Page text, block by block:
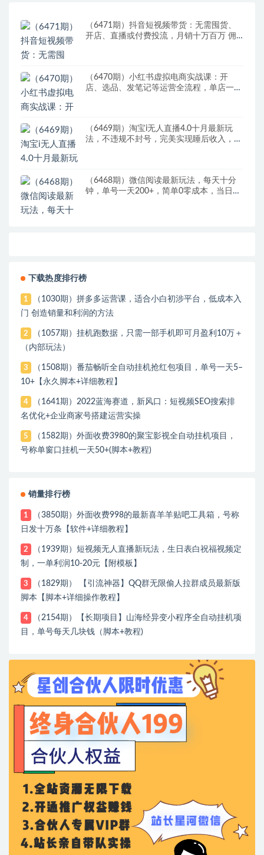
（6471期）抖音短视频带货：无需囤货、
开店、直播或付费投流，月销十万百万 佣
（6470期）小红书虚拟电商实战课：开
店、选品、发笔记等运营全流程，单店一天
（6469期）淘宝i无人直播4.0十月最新玩
法，不违规不封号，完美实现睡后收入，日
（6468期）微信阅读最新玩法，每天十分
钟，单号一天200+，简单0零成本，当日提
下载热度排行榜
1
（1030期）拼多多运营课，适合小白初涉平台，低成本入
门 创造销量和利润的方法
2
（1057期）挂机跑数据，只需一部手机即可月盈利10万＋
（内部玩法）
3
（1508期）番茄畅听全自动挂机抢红包项目，单号一天5–
10+【永久脚本+详细教程】
4
（1641期）2022蓝海赛道，新风口：短视频SEO搜索排
名优化+企业商家号搭建运营实操
5
（1582期）外面收费3980的聚宝影视全自动挂机项目，
号称单窗口挂机一天50+(脚本+教程)
销量排行榜
1
（3850期）外面收费998的最新喜羊羊贴吧工具箱，号称
日发十万条【软件+详细教程】
2
（1939期）短视频无人直播新玩法，生日表白祝福视频定
制，一单利润10-20元【附模板】
3
（1829期） 【引流神器】QQ群无限偷人拉群成员最新版
脚本【脚本+详细操作教程】
4
（2154期）【长期项目】山海经异变小程序全自动挂机项
目，单号每天几块钱（脚本+教程)